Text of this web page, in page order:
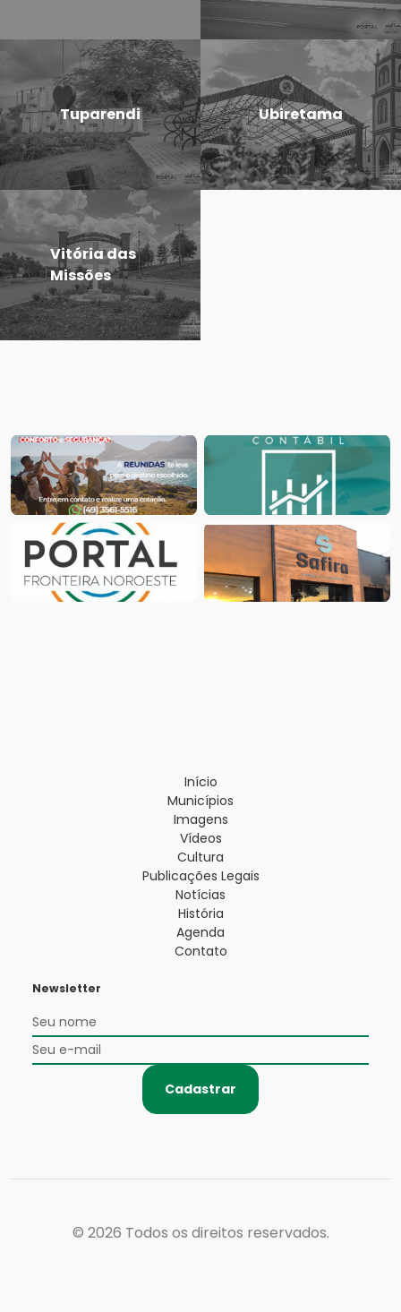
Tuparendi Ubiretama
Vitória das
Missões
Início
Municípios
Imagens
Vídeos
Cultura
Publicações Legais
Notícias
História
Agenda
Contato
Newsletter
Cadastrar
© 2026 Todos os direitos reservados.